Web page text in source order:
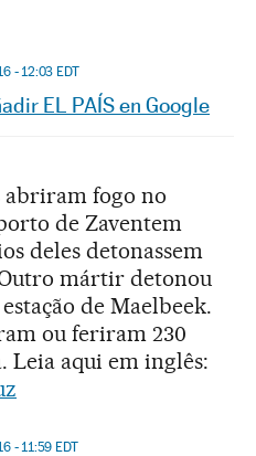
- 12:03 EDT
en Twitter
Redes Sociales
EL PAÍS en Google
abriram fogo no
de Zaventem
deles detonassem
mártir detonou
de Maelbeek.
ou feriram 230
Leia aqui em inglês:
- 11:59 EDT